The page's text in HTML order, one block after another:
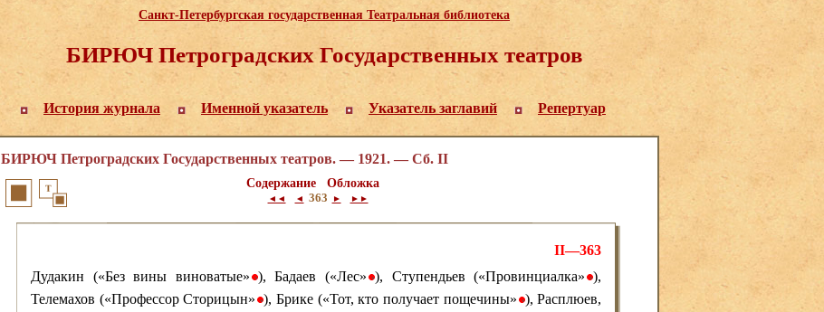
Санкт-Петербургская государственная Театральная библиотека
БИРЮЧ Петроградских Государственных театров
История журнала Именной указатель Указатель заглавий Репертуар
БИРЮЧ Петроградских Государственных театров. — 1921. — Сб. II
Содержание Обложка
◄◄ ◄ 363 ► ►►
II—363
Дудакин («Без вины виноватые» •), Бадаев («Лес» •), Ступендьев («Провинциалка» •),
Телемахов («Профессор Сторицын» •), Брике («Тот, кто получает пощечины» •), Расплюев,